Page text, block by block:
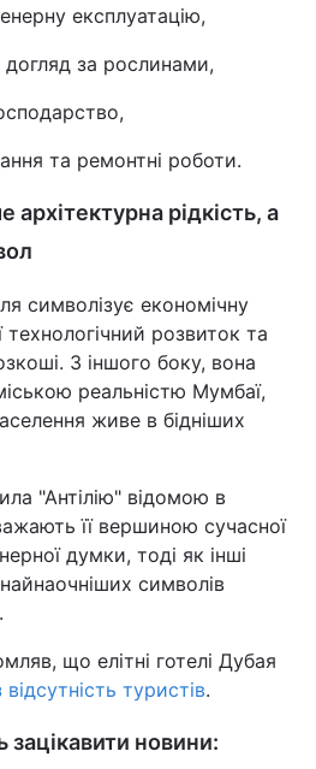
експлуатацію,
догляд за рослинами,
та ремонтні роботи.
архітектурна рідкість, а
символізує економічну
технологічний розвиток та
З іншого боку, вона
реальністю Мумбаї,
живе в бідніших
"Антілію" відомою в
її вершиною сучасної
думки, тоді як інші
символів
що елітні готелі Дубая
туристів.
новини: